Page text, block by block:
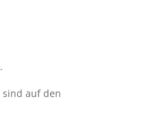
auf den